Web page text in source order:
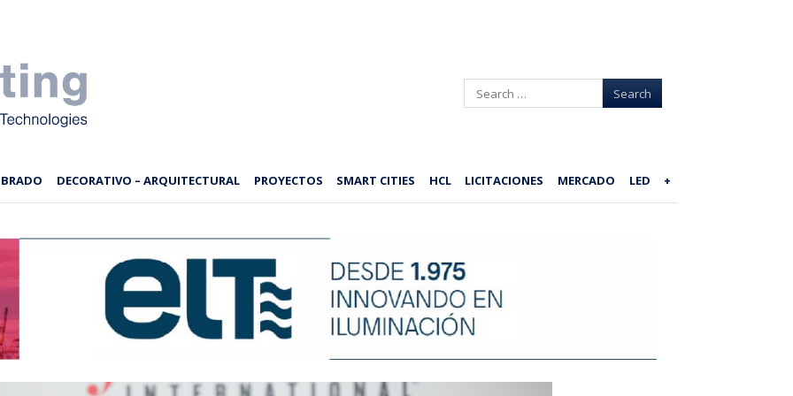
Search
DECORATIVO – ARQUITECTURAL PROYECTOS SMART CITIES HCL LICITACIONES MERCADO LED +